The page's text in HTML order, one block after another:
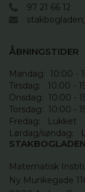
97 21 66 12
ÅBNINGSTIDER
Mandag:  10:00 -
Tirsdag:   10:00 -
Onsdag:  10:00 -
Torsdag:  10:00 -
Fredag:   Lukket
Lørdag/søndag:
Matematisk
Ny Munkegade